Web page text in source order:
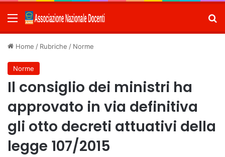
Menu
Home / Rubriche / Norme
Norme
Il consiglio dei ministri ha
approvato in via definitiva
gli otto decreti attuativi della
legge 107/2015